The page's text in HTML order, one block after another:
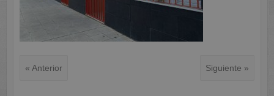
« Anterior Siguiente »